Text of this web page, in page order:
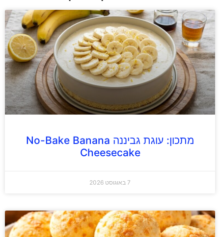
מתכון: עוגת גביננה No-Bake Banana
Cheesecake
7 באוגוסט 2026